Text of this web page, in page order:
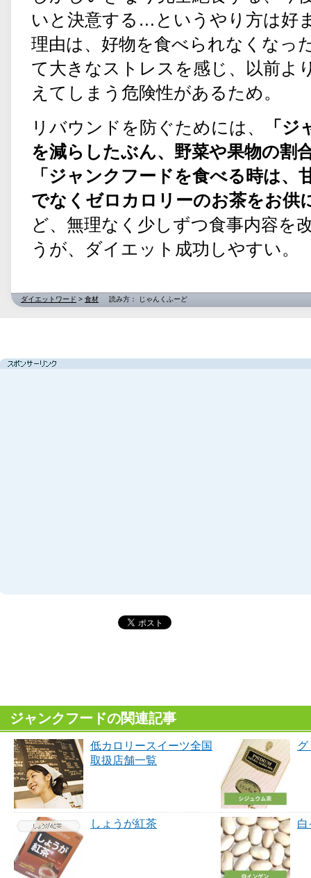
いと決意する…というやり方は好
理由は、好物を食べられなくなっ
て大きなストレスを感じ、以前よ
えてしまう危険性があるため。
リバウンドを防ぐためには、
「
を減らしたぶん、野菜や果物の割
「ジャンクフードを食べる時は、
でなくゼロカロリーのお茶をお供
ど、無理なく少しずつ食事内容を
うが、ダイエット成功しやすい。
ダイエットワード > 食材 読み方： じゃんくふーど
ジャンクフードの関連記事
低カロリースイーツ全国
取扱店舗一覧
グ
しょうが紅茶 白